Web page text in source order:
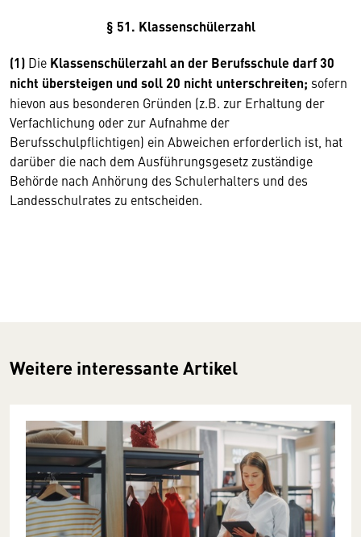
§ 51. Klassenschülerzahl
(1) Die Klassenschülerzahl an der Berufsschule darf 30
nicht übersteigen und soll 20 nicht unterschreiten; sofern
hievon aus besonderen Gründen (z.B. zur Erhaltung der
Verfachlichung oder zur Aufnahme der
Berufsschulpflichtigen) ein Abweichen erforderlich ist, hat
darüber die nach dem Ausführungsgesetz zuständige
Behörde nach Anhörung des Schulerhalters und des
Landesschulrates zu entscheiden.
Weitere interessante Artikel